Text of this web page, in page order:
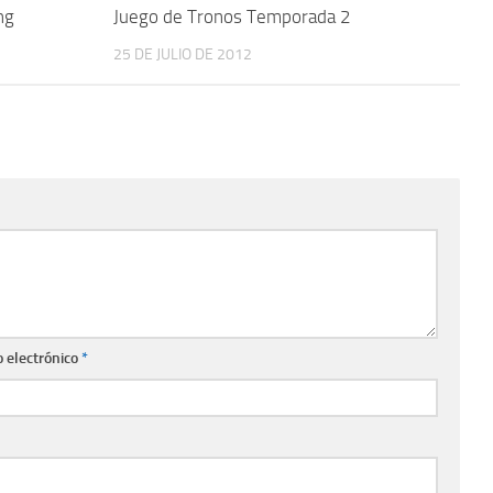
Juego de Tronos Temporada 2
25 DE JULIO DE 2012
electrónico*